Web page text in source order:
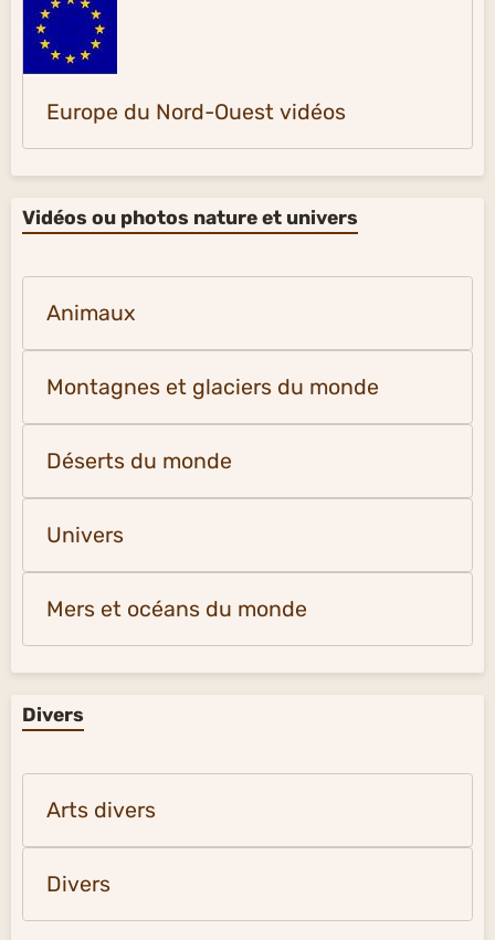
Europe du Nord-Ouest vidéos
Vidéos ou photos nature et univers
Animaux
Montagnes et glaciers du monde
Déserts du monde
Univers
Mers et océans du monde
Divers
Arts divers
Divers